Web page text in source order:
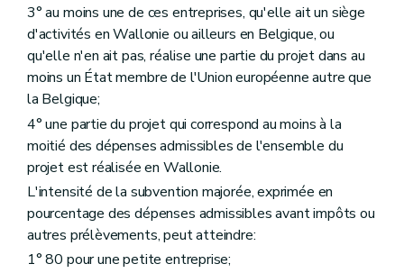
3° au moins une de ces entreprises, qu'elle ait un siège
d'activités en Wallonie ou ailleurs en Belgique, ou
qu'elle n'en ait pas, réalise une partie du projet dans au
moins un État membre de l'Union européenne autre que
la Belgique;
4° une partie du projet qui correspond au moins à la
moitié des dépenses admissibles de l'ensemble du
projet est réalisée en Wallonie.
L'intensité de la subvention majorée, exprimée en
pourcentage des dépenses admissibles avant impôts ou
autres prélèvements, peut atteindre:
1° 80 pour une petite entreprise;